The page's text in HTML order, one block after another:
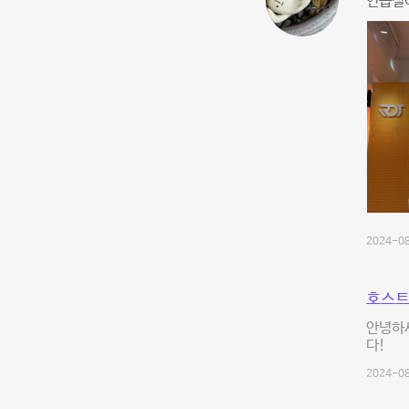
2024-
호스
안녕하
다!
2024-